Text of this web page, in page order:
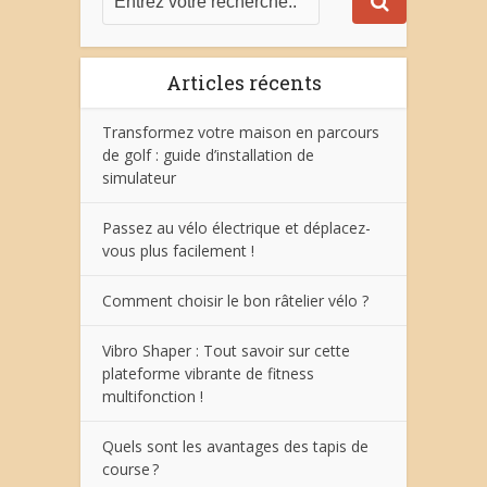
Articles récents
Transformez votre maison en parcours
de golf : guide d’installation de
simulateur
Passez au vélo électrique et déplacez-
vous plus facilement !
Comment choisir le bon râtelier vélo ?
Vibro Shaper : Tout savoir sur cette
plateforme vibrante de fitness
multifonction !
Quels sont les avantages des tapis de
course ?